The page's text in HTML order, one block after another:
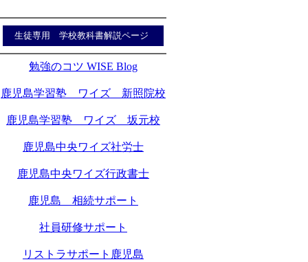
生徒専用 学校教科書解説ページ
勉強のコツ WISE Blog
鹿児島学習塾 ワイズ 新照院校
鹿児島学習塾 ワイズ 坂元校
鹿児島中央ワイズ社労士
鹿児島中央ワイズ行政書士
鹿児島 相続サポート
社員研修サポート
リストラサポート鹿児島